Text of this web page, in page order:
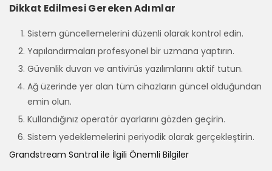
Dikkat Edilmesi Gereken Adımlar
Sistem güncellemelerini düzenli olarak kontrol edin.
Yapılandırmaları profesyonel bir uzmana yaptırın.
Güvenlik duvarı ve antivirüs yazılımlarını aktif tutun.
Ağ üzerinde yer alan tüm cihazların güncel olduğundan
emin olun.
Kullandığınız operatör ayarlarını gözden geçirin.
Sistem yedeklemelerini periyodik olarak gerçekleştirin.
Grandstream Santral ile İlgili Önemli Bilgiler